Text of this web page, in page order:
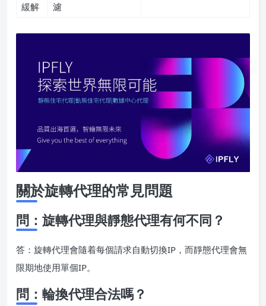
緩解 濾
關於旋轉代理的常見問題
問：旋轉代理與靜態代理有何不同？
答：旋轉代理會隨着每個請求自動切換IP，而靜態代理會無
限期地使用單個IP。
問：輪換代理合法嗎？